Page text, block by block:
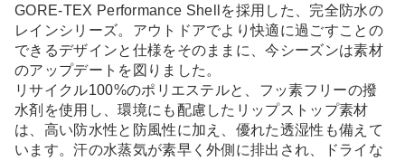
GORE-TEX Performance Shellを採用した、完全防水の
レインシリーズ。アウトドアでより快適に過ごすことの
できるデザインと仕様をそのままに、今シーズンは素材
のアップデートを図りました。
リサイクル100%のポリエステルと、フッ素フリーの撥
水剤を使用し、環境にも配慮したリップストップ素材
は、高い防水性と防風性に加え、優れた透湿性も備えて
います。汗の水蒸気が素早く外側に排出され、ドライな